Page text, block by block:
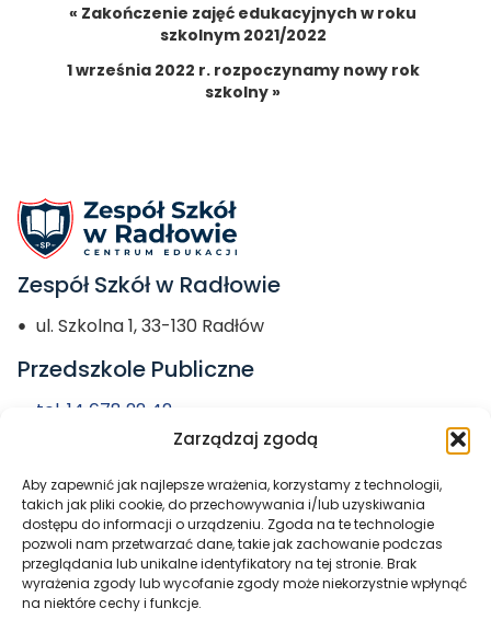
Zarządzaj zgodą
Aby zapewnić jak najlepsze wrażenia, korzystamy z technologii,
takich jak pliki cookie, do przechowywania i/lub uzyskiwania
dostępu do informacji o urządzeniu. Zgoda na te technologie
pozwoli nam przetwarzać dane, takie jak zachowanie podczas
przeglądania lub unikalne identyfikatory na tej stronie. Brak
wyrażenia zgody lub wycofanie zgody może niekorzystnie wpłynąć
na niektóre cechy i funkcje.
« Zakończenie zajęć edukacyjnych w roku
szkolnym 2021/2022
1 września 2022 r. rozpoczynamy nowy rok
szkolny »
Zespół Szkół w Radłowie
ul. Szkolna 1, 33-130 Radłów
Przedszkole Publiczne
tel. 14 678 22 42
przedszkole@zs-radlow.pl
Miasto i Gmina
Radłów